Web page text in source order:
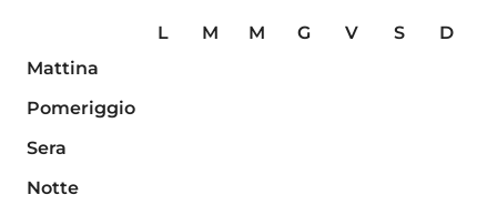
L M M G V S
D
Mattina
Pomeriggio
Sera
Notte